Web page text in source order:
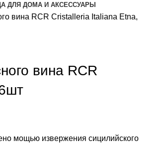
ДЛЯ ДОМА И АКСЕССУАРЫ
вина RCR Cristalleria Italiana Etna,
вина RCR
мощью извержения сицилийского